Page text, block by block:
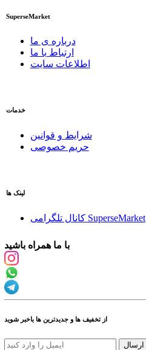
SuperseMarket
درباره ی ما
ارتباط با ما
اطلاعات سایت
خدمات
شرایط و قوانین
حریم خصوصی
لینک ها
کانال تلگرامی SuperseMarket
با ما همراه باشید
از تخفیف ها و جدیدترین ها باخبر شوید
ارسال